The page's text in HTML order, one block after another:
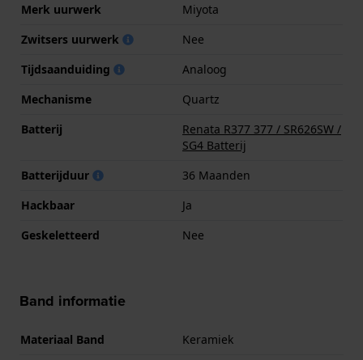
Merk uurwerk
Miyota
Zwitsers uurwerk
Nee
Tijdsaanduiding
Analoog
Mechanisme
Quartz
Batterij
Renata R377 377 / SR626SW /
SG4 Batterij
Batterijduur
36 Maanden
Hackbaar
Ja
Geskeletteerd
Nee
Band informatie
Materiaal Band
Keramiek